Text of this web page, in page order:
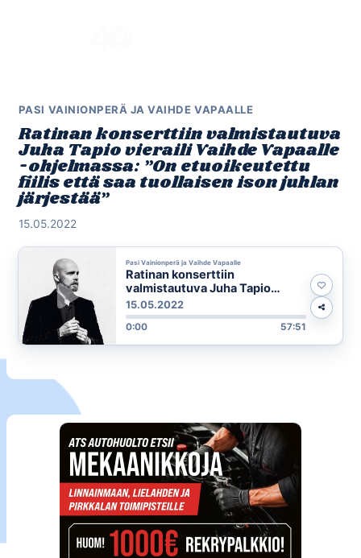
PASI VAINIONPERÄ JA VAIHDE VAPAALLE
Ratinan konserttiin valmistautuva
Juha Tapio vieraili Vaihde Vapaalle
-ohjelmassa: ”On etuoikeutettu
fiilis että saa tuollaisen ison juhlan
järjestää”
15.05.2022
Pasi Vainionperä ja Vaihde Vapaalle
Ratinan konserttiin
valmistautuva Juha Tapio
vieraili Vaihde Vapaalle -
ohjelmassa: ”On etuoikeutettu
fiilis että saa tuollaisen ison
juhlan järjestää”
15.05.2022
0:00 57:51